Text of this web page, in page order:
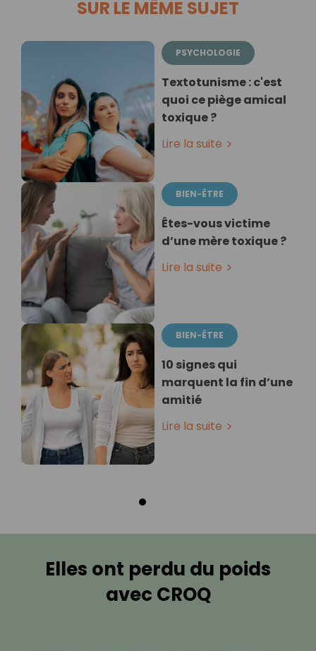
SUR LE MÊME SUJET
PSYCHOLOGIE
Textotunisme : c'est
quoi ce piège amical
toxique ?
Lire la suite
BIEN-ÊTRE
Êtes-vous victime
d’une mère toxique ?
Lire la suite
BIEN-ÊTRE
10 signes qui
marquent la fin d’une
amitié
Lire la suite
Elles ont perdu du poids
avec CROQ